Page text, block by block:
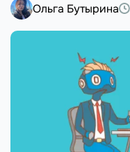
Ольга Бутырина